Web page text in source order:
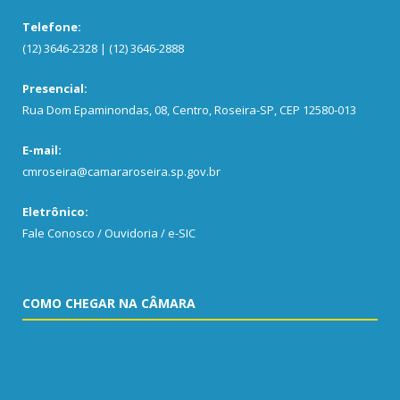
Telefone:
(12) 3646-2328 | (12) 3646-2888
Presencial:
Rua Dom Epaminondas, 08, Centro, Roseira-SP, CEP 12580-013
E-mail:
cmroseira@camararoseira.sp.gov.br
Eletrônico:
Fale Conosco / Ouvidoria / e-SIC
COMO CHEGAR NA CÂMARA